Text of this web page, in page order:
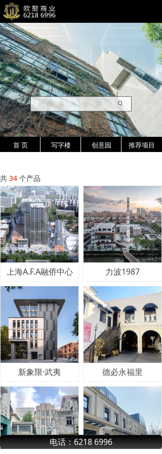
首 页 写字楼 创意园 推荐项目
ꄙ
共 34 个产品
上海A.F.A融侨中心 力波1987
新象限·武夷 德必永福里
电话：6218 6996